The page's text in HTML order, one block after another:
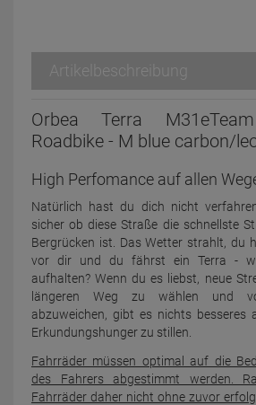
Artikelbeschreibung
Orbea Terra
Roadbike - M blue carbon/
High Perfomance auf allen
Natürlich hast du dich nicht
sicher ob diese Straße die schnellste
Bergrücken ist. Das Wetter strahlt, du
vor dir und du fährst ein Terra -
aufhalten? Wenn du es liebst, neue
längeren Weg zu wählen und
abzuweichen, gibt es nichts besseres
Erkundungshunger zu stillen.
Fahrräder müssen optimal auf die
des Fahrers abgestimmt werden.
Fahrräder daher nicht ohne zuvor